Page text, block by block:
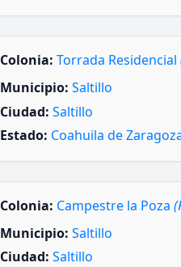
Colonia: Torrada Residencial
Municipio: Saltillo
Ciudad: Saltillo
Estado: Coahuila de
Colonia: Campestre la Poza
Municipio: Saltillo
Ciudad: Saltillo